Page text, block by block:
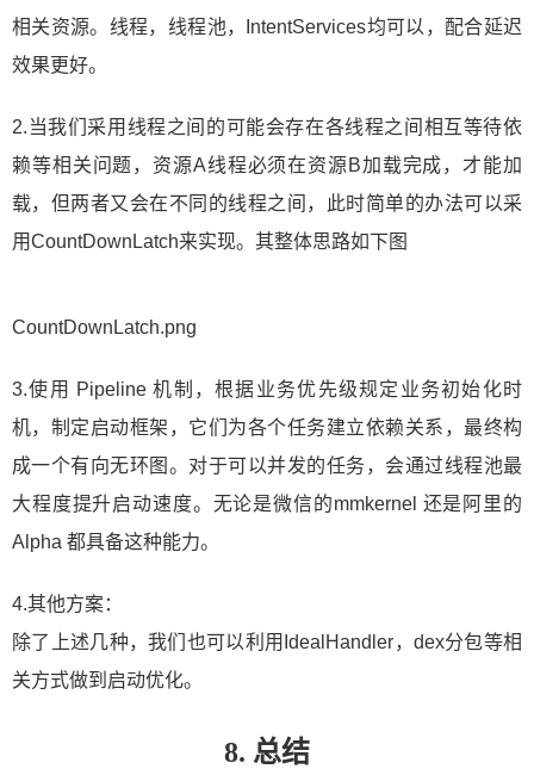
相关资源。线程，线程池，IntentServices均可以，配合延迟
效果更好。
2.当我们采用线程之间的可能会存在各线程之间相互等待依
赖等相关问题，资源A线程必须在资源B加载完成，才能加
载，但两者又会在不同的线程之间，此时简单的办法可以采
用CountDownLatch来实现。其整体思路如下图
CountDownLatch.png
3.使用 Pipeline 机制，根据业务优先级规定业务初始化时
机，制定启动框架，它们为各个任务建立依赖关系，最终构
成一个有向无环图。对于可以并发的任务，会通过线程池最
大程度提升启动速度。无论是微信的mmkernel 还是阿里的
Alpha 都具备这种能力。
4.其他方案：
除了上述几种，我们也可以利用IdealHandler，dex分包等相
关方式做到启动优化。
8. 总结